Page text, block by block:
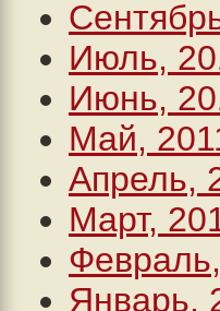
Июль,
Июнь,
Май,
Апрель,
Март,
Январь,